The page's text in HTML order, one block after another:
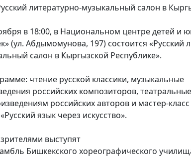
литературно-музыкальный салон в
в 18:00, в Национальном центре детей и
(ул. Абдымомунова, 197) состоится «Русский
салон в Кыргызской Республике».
чтение русской классики, музыкальные
российских композиторов,
российских авторов и мастер-класс
язык через искусство».
выступят
Бишкекского хореографического